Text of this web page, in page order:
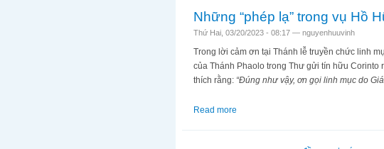
Những “phép lạ” trong vụ Hồ
Thứ Hai, 03/20/2023 - 08:17 — nguyenhuuvinh
Trong lời cảm ơn tại Thánh lễ truyền chức linh
của Thánh Phaolo trong Thư gửi tín hữu Corinto
thích rằng: “Đúng như vậy, ơn gọi linh mục do
Read more